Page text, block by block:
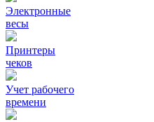
Электронные
весы
Принтеры
чеков
Учет рабочего
времени